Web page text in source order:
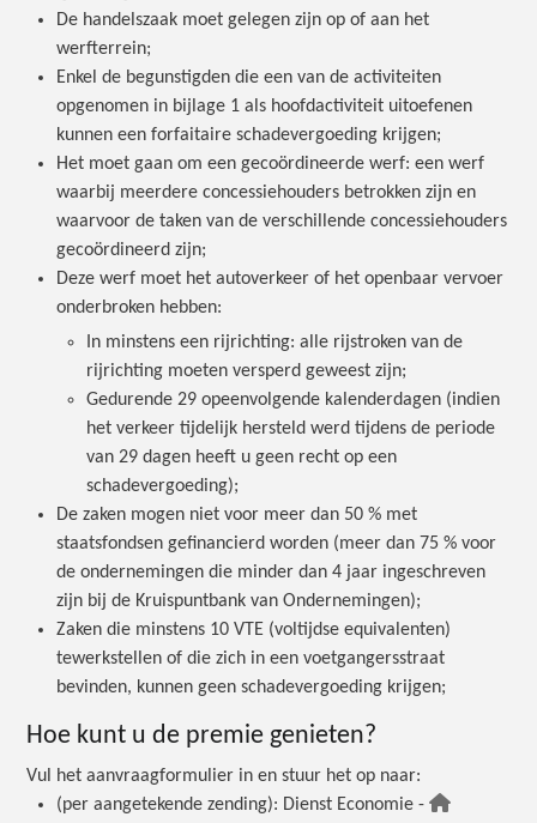
De handelszaak moet gelegen zijn op of aan het
werfterrein;
Enkel de begunstigden die een van de activiteiten
opgenomen in bijlage 1 als hoofdactiviteit uitoefenen
kunnen een forfaitaire schadevergoeding krijgen;
Het moet gaan om een gecoördineerde werf: een werf
waarbij meerdere concessiehouders betrokken zijn en
waarvoor de taken van de verschillende concessiehouders
gecoördineerd zijn;
Deze werf moet het autoverkeer of het openbaar vervoer
onderbroken hebben:
In minstens een rijrichting: alle rijstroken van de
rijrichting moeten versperd geweest zijn;
Gedurende 29 opeenvolgende kalenderdagen (indien
het verkeer tijdelijk hersteld werd tijdens de periode
van 29 dagen heeft u geen recht op een
schadevergoeding);
De zaken mogen niet voor meer dan 50 % met
staatsfondsen gefinancierd worden (meer dan75 % voor
de ondernemingen die minder dan 4 jaar ingeschreven
zijn bij de Kruispuntbank van Ondernemingen);
Zaken die minstens 10 VTE (voltijdse equivalenten)
tewerkstellen of die zich in een voetgangersstraat
bevinden, kunnen geen schadevergoeding krijgen;
Hoe kunt u de premie genieten?
Vul het aanvraagformulier in en stuur het op naar:
(per aangetekende zending): Dienst Economie -